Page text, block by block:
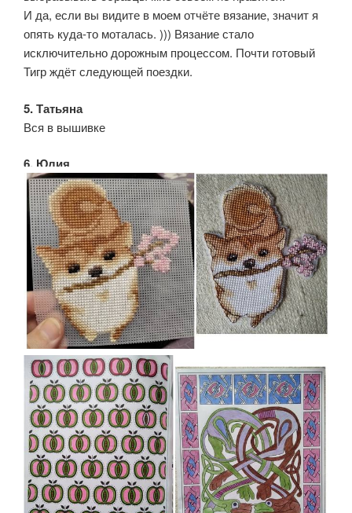
И да, если вы видите в моем отчёте вязание, значит я
опять куда-то моталась. ))) Вязание стало
исключительно дорожным процессом. Почти готовый
Тигр ждёт следующей поездки.
5. Татьяна
Вся в вышивке
6. Юлия